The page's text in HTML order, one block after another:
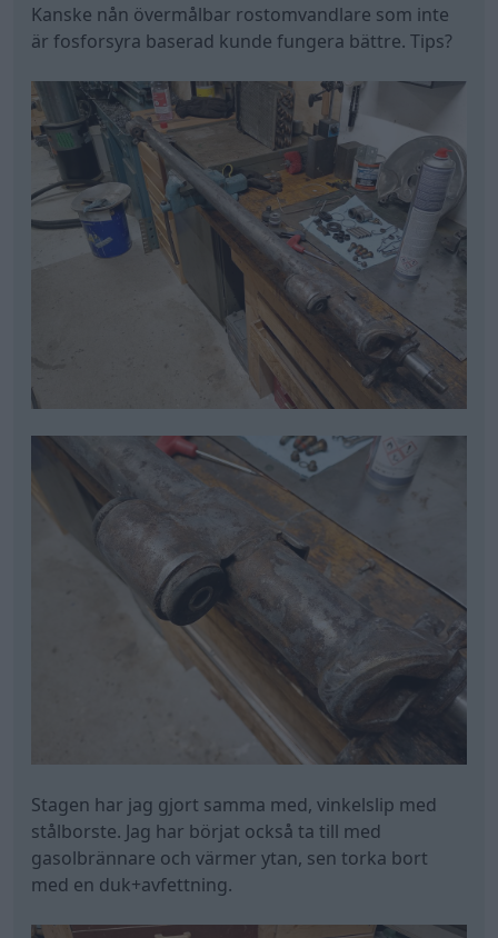
Kanske nån övermålbar rostomvandlare som inte
är fosforsyra baserad kunde fungera bättre. Tips?
Stagen har jag gjort samma med, vinkelslip med
stålborste. Jag har börjat också ta till med
gasolbrännare och värmer ytan, sen torka bort
med en duk+avfettning.